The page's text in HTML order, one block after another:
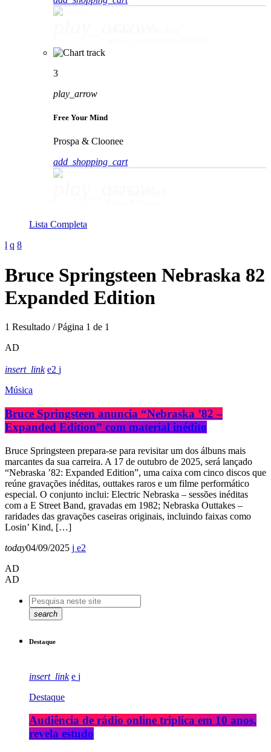
3
play_arrow
Free Your Mind
Prospa & Cloonee
add_shopping_cart
Lista Completa
Bruce Springsteen Nebraska 82
Expanded Edition
1 Resultado / Página 1 de 1
AD
insert_link
2
Música
Bruce Springsteen anuncia “Nebraska ’82 –
Expanded Edition” com material inédito
Bruce Springsteen prepara-se para revisitar um dos álbuns mais
marcantes da sua carreira. A 17 de outubro de 2025, será lançado
“Nebraska ’82: Expanded Edition”, uma caixa com cinco discos que
reúne gravações inéditas, outtakes raros e um filme performático
especial. O conjunto inclui: Electric Nebraska – sessões inéditas
com a E Street Band, gravadas em 1982; Nebraska Outtakes –
raridades das gravações caseiras originais, incluindo faixas como
Losin’ Kind, […]
today04/09/2025
2
AD
AD
search
Destaque
insert_link
Destaque
Audiência de rádio online triplica em 10 anos,
revela estudo